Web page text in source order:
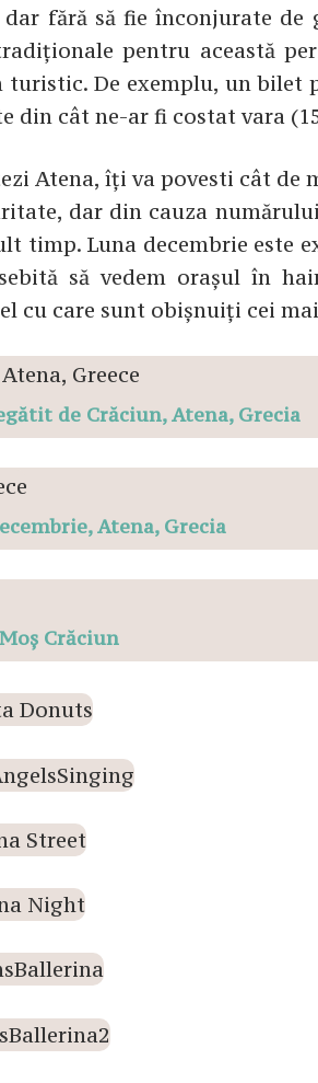
fără să fie înconjurate
pentru această
De exemplu, un bilet
din cât ne-ar fi costat vara
Atena, îți va povesti cât de
dar din cauza
timp. Luna decembrie este
să vedem orașul în
cu care sunt obișnuiți cei
de Crăciun, Atena, Grecia
Atena, Grecia
Crăciun